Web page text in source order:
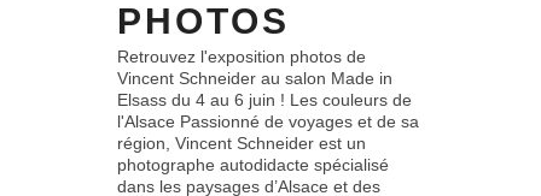
PHOTOS
Retrouvez l'exposition photos de
Vincent Schneider au salon Made in
Elsass du 4 au 6 juin ! Les couleurs de
l'Alsace Passionné de voyages et de sa
région, Vincent Schneider est un
photographe autodidacte spécialisé
dans les paysages d’Alsace et des